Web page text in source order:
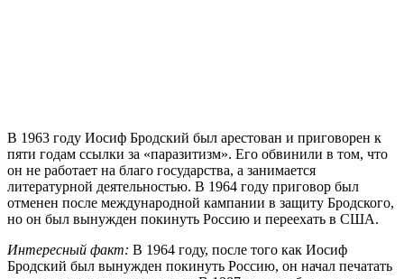
В 1963 году Иосиф Бродский был арестован и приговорен к
пяти годам ссылки за «паразитизм». Его обвинили в том, что
он не работает на благо государства, а занимается
литературной деятельностью. В 1964 году приговор был
отменен после международной кампании в защиту Бродского,
но он был вынужден покинуть Россию и переехать в США.
Интересный факт: В 1964 году, после того как Иосиф
Бродский был вынужден покинуть Россию, он начал печатать